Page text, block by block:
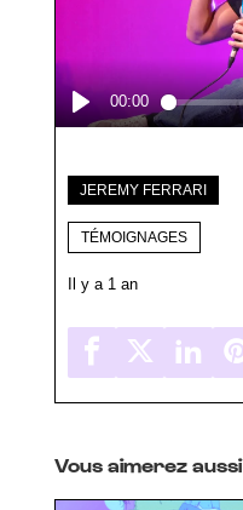
JEREMY FERRARI
TÉMOIGNAGES
Il y a 1 an
Vous aimerez aussi